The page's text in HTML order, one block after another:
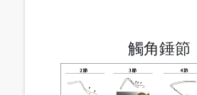
觸角錘節